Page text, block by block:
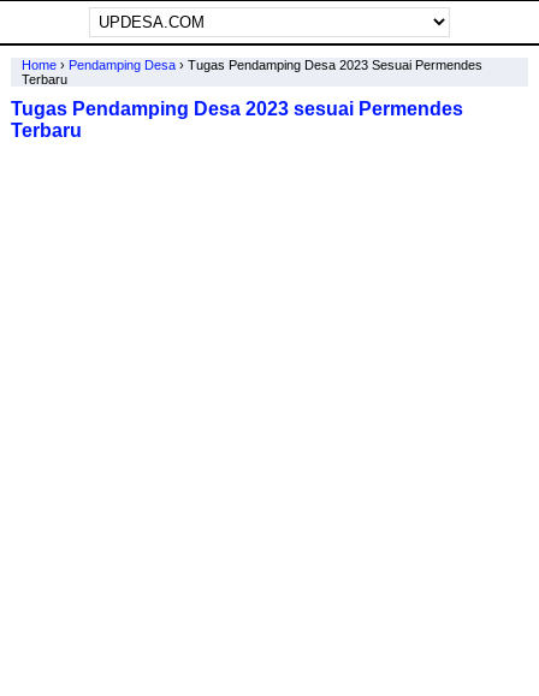
Home› Pendamping Desa› Tugas Pendamping Desa 2023 Sesuai Permendes
Terbaru
Tugas Pendamping Desa 2023 sesuai Permendes
Terbaru